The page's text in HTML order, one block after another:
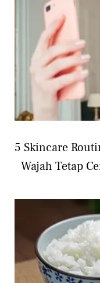
5 Skincare
Wajah Tetap